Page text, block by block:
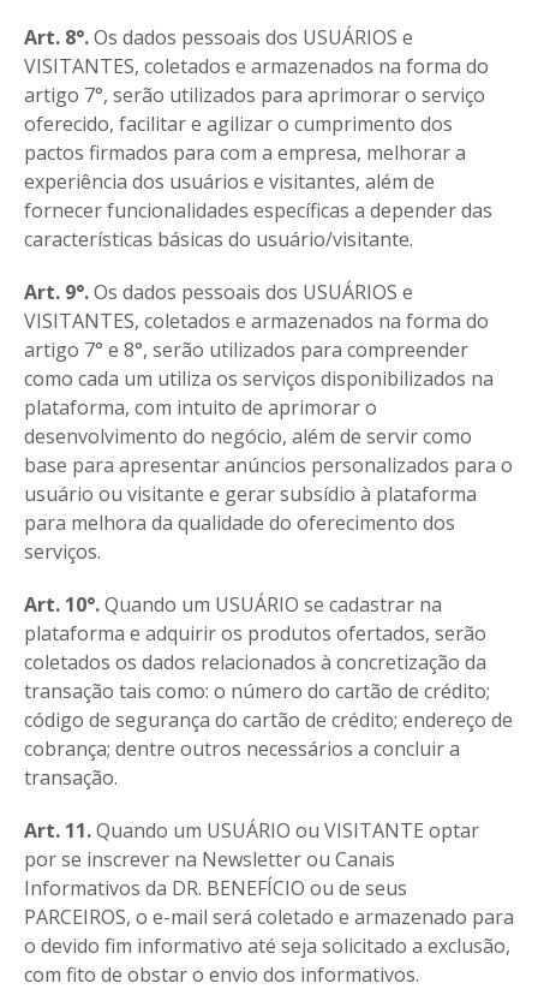
Art. 8°.Os dados pessoais dos USUÁRIOS e
VISITANTES, coletados e armazenados na forma do
artigo 7°, serão utilizados para aprimorar o serviço
oferecido, facilitar e agilizar o cumprimento dos
pactos firmados para com a empresa, melhorar a
experiência dos usuários e visitantes, além de
fornecer funcionalidades específicas a depender das
características básicas do usuário/visitante.
Art. 9°.Os dados pessoais dos USUÁRIOS e
VISITANTES, coletados e armazenados na forma do
artigo 7° e 8°, serão utilizados para compreender
como cada um utiliza os serviços disponibilizados na
plataforma, com intuito de aprimorar o
desenvolvimento do negócio, além de servir como
base para apresentar anúncios personalizados para o
usuário ou visitante e gerar subsídio à plataforma
para melhora da qualidade do oferecimento dos
serviços.
Art. 10°.Quando um USUÁRIO se cadastrar na
plataforma e adquirir os produtos ofertados, serão
coletados os dados relacionados à concretização da
transação tais como: o número do cartão de crédito;
código de segurança do cartão de crédito; endereço de
cobrança; dentre outros necessários a concluir a
transação.
Art. 11.Quando um USUÁRIO ou VISITANTE optar
por se inscrever na Newsletter ou Canais
Informativos da DR. BENEFÍCIO ou de seus
PARCEIROS, o e-mail será coletado e armazenado para
o devido fim informativo até seja solicitado a exclusão,
com fito de obstar o envio dos informativos.